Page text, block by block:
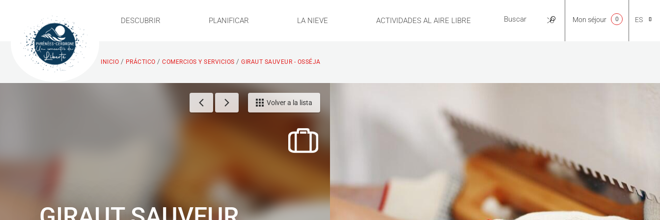
DESCUBRIR PLANIFICAR LA NIEVE ACTIVIDADES AL AIRE LIBRE PRÁCTICO ES
Mon séjour 0
INICIO / PRÁCTICO / COMERCIOS Y SERVICIOS / GIRAUT SAUVEUR - OSSÉJA
Volver a la lista